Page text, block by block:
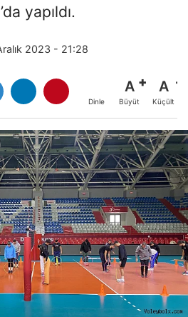
yapıldı.
2023 - 21:28
Dinle
A
Büyüt
A
Küçült